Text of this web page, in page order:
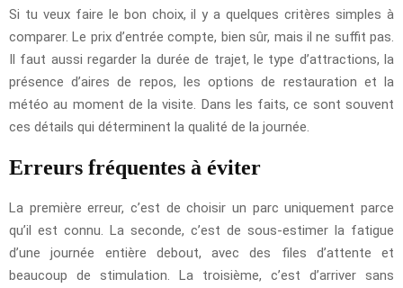
Si tu veux faire le bon choix, il y a quelques critères simples à
comparer. Le prix d’entrée compte, bien sûr, mais il ne suffit pas.
Il faut aussi regarder la durée de trajet, le type d’attractions, la
présence d’aires de repos, les options de restauration et la
météo au moment de la visite. Dans les faits, ce sont souvent
ces détails qui déterminent la qualité de la journée.
Erreurs fréquentes à éviter
La première erreur, c’est de choisir un parc uniquement parce
qu’il est connu. La seconde, c’est de sous-estimer la fatigue
d’une journée entière debout, avec des files d’attente et
beaucoup de stimulation. La troisième, c’est d’arriver sans